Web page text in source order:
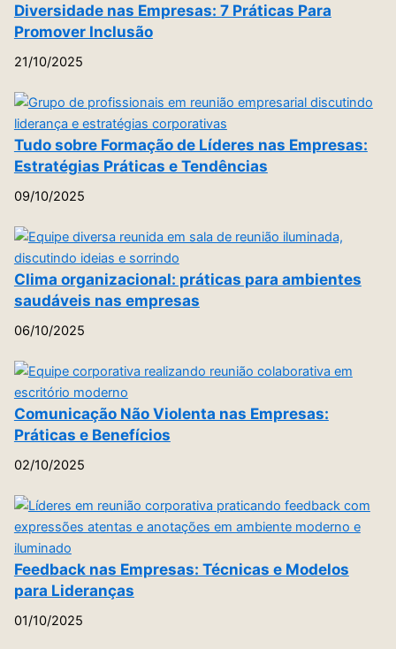
Diversidade nas Empresas: 7 Práticas Para
Promover Inclusão
21/10/2025
Tudo sobre Formação de Líderes nas Empresas:
Estratégias Práticas e Tendências
09/10/2025
Clima organizacional: práticas para ambientes
saudáveis nas empresas
06/10/2025
Comunicação Não Violenta nas Empresas:
Práticas e Benefícios
02/10/2025
Feedback nas Empresas: Técnicas e Modelos
para Lideranças
01/10/2025